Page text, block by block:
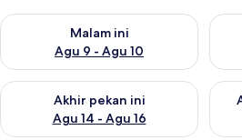
Malam ini
Agu 9 - Agu 10
Periksa ketersediaan untuk malam ini
Akhir pekan ini
Agu 14 - Agu 16
Periksa ketersediaan untuk akhir